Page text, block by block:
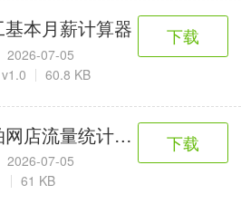
学习办公
+款应用
生活服务
2万+款应用
母婴育儿
+款应用
趣味娱乐
3千+款应用
本月薪计算器
2026-07-05
v1.0 60.8 KB
下载
店流量统计源码(支持多用
2026-07-05
61 KB
下载